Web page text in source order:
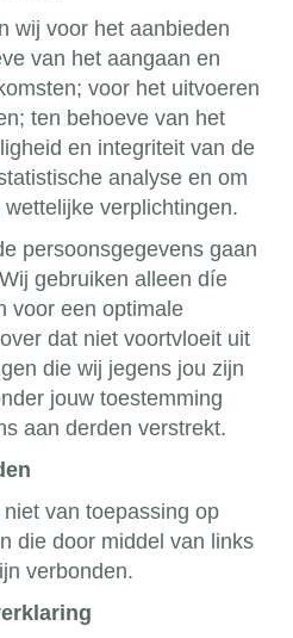
wij voor het aanbieden
van het aangaan en
voor het uitvoeren
ten behoeve van het
en integriteit van de
analyse en om
verplichtingen.
persoonsgegevens gaan
gebruiken alleen díe
voor een optimale
dat niet voortvloeit uit
die wij jegens jou zijn
jouw toestemming
aan derden verstrekt.
van toepassing op
die door middel van links
verbonden.